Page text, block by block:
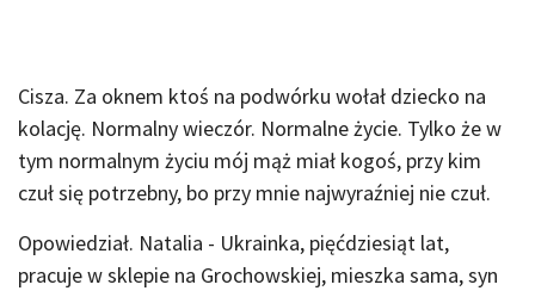
Cisza. Za oknem ktoś na podwórku wołał dziecko na
kolację. Normalny wieczór. Normalne życie. Tylko że w
tym normalnym życiu mój mąż miał kogoś, przy kim
czuł się potrzebny, bo przy mnie najwyraźniej nie czuł.
Opowiedział. Natalia - Ukrainka, pięćdziesiąt lat,
pracuje w sklepie na Grochowskiej, mieszka sama, syn